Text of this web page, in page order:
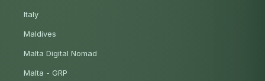
Italy
Maldives
Malta Digital Nomad
Malta - GRP